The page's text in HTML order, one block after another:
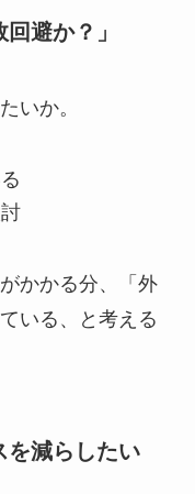
避か？」
いか。
かかる分、「外
いる、と考える
減らしたい